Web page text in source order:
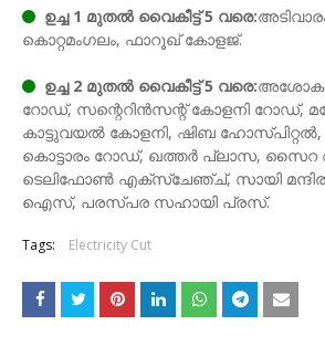
ഉച്ച 1 മുതൽ വൈകീട്ട് 5 വരെ:
കൊറ്റമംഗലം, ഫാറൂഖ് കോളജ്.
ഉച്ച 2 മുതൽ വൈകീട്ട് 5 വരെ:
റോഡ്, സന്റെറിന്‍സന്റ് കോളനി റോഡ്,
കാട്ടുവയൽ കോളനി, ഷിബ
കൊട്ടാരം റോഡ്, ഖത്തർ പ്ലാസ, സൈറ
ടെലിഫോൺ എക്സ്ചേഞ്ച്, സായി
ഐസ്, പരസ്പര സഹായി പ്രസ്.
Tags: Electricity Cut